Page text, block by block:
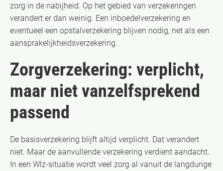
zorg in de nabijheid. Op het gebied van verzekeringen
verandert er dan weinig. Een inboedelverzekering en
eventueel een opstalverzekering blijven nodig, net als een
aansprakelijkheidsverzekering.
Zorgverzekering: verplicht,
maar niet vanzelfsprekend
passend
De basisverzekering blijft altijd verplicht. Dat verandert
niet. Maar de aanvullende verzekering verdient aandacht.
In een Wlz-situatie wordt veel zorg al vanuit de langdurige